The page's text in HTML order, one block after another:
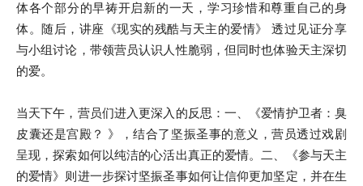
体各个部分的早祷开启新的一天，学习珍惜和尊重自己的身
体。随后，讲座《现实的残酷与天主的爱情》 透过见证分享
与小组讨论，带领营员认识人性脆弱，但同时也体验天主深切
的爱。
当天下午，营员们进入更深入的反思：一、《爱情护卫者：臭
皮囊还是宫殿？ 》，结合了坚振圣事的意义，营员透过戏剧
呈现，探索如何以纯洁的心活出真正的爱情。二、《参与天主
的爱情》则进一步探讨坚振圣事如何让信仰更加坚定，并在生